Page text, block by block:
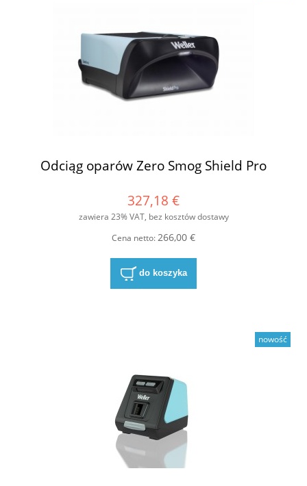
Odciąg oparów Zero Smog Shield Pro
327,18 €
zawiera 23% VAT, bez kosztów dostawy
Cena netto:266,00 €
do koszyka
nowość